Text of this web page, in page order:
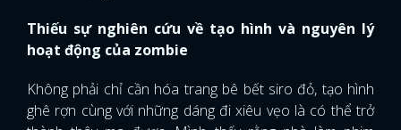
Thiếu sự nghiên cứu về tạo hình và nguyên lý
hoạt động của zombie
Không phải chỉ cần hóa trang bê bết siro đỏ, tạo hình
ghê rợn cùng với những dáng đi xiêu vẹo là có thể trở